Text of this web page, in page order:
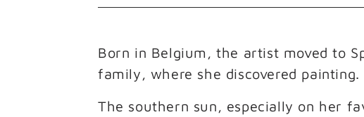
Born in Belgium, the artist moved to
family, where she discovered painting.
The southern sun, especially on her